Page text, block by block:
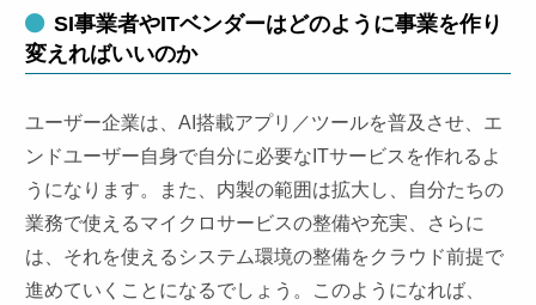
SI事業者やITベンダーはどのように事業を作り
変えればいいのか
ユーザー企業は、AI搭載アプリ／ツールを普及させ、エ
ンドユーザー自身で自分に必要なITサービスを作れるよ
うになります。また、内製の範囲は拡大し、自分たちの
業務で使えるマイクロサービスの整備や充実、さらに
は、それを使えるシステム環境の整備をクラウド前提で
進めていくことになるでしょう。このようになれば、